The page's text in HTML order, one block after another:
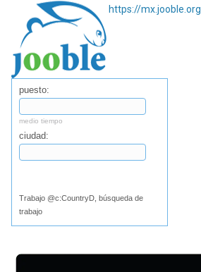
https://mx.jooble.org
puesto:
medio tiempo
ciudad:
Trabajo @c:CountryD, búsqueda de
trabajo